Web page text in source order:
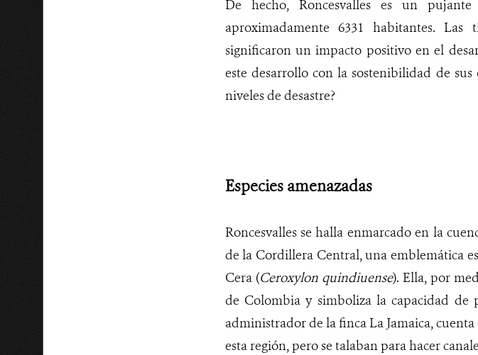
De hecho, Roncesvalles es un
aproximadamente 6331 habitantes.
significaron un impacto positivo en el
este desarrollo con la sostenibilidad de sus
niveles de desastre?
Especies amenazadas
Roncesvalles se halla enmarcado en la
de la Cordillera Central, una emblemática
Cera (Ceroxylon quindiuense). Ella, por
de Colombia y simboliza la capacidad de
administrador de la finca La Jamaica,
esta región, pero se talaban para hacer